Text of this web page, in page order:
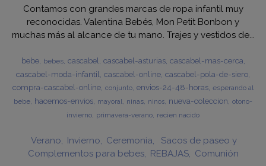
Contamos con grandes marcas de ropa infantil muy
reconocidas. Valentina Bebés, Mon Petit Bonbon y
muchas más al alcance de tu mano. Trajes y vestidos de...
bebe bebes cascabel cascabel-asturias cascabel-mas-cerca
cascabel-moda-infantil cascabel-online cascabel-pola-de-siero
compra-cascabel-online conjunto envios-24-48-horas esperando al
bebe hacemos-envios mayoral ninas ninos nueva-coleccion otono-
invierno primavera-verano recien nacido
Verano Invierno Ceremonia
Sacos de paseo y
Complementos para bebes
REBAJAS Comunión